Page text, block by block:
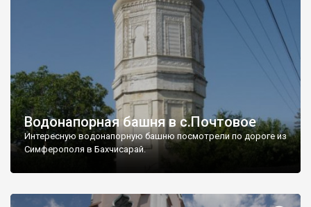
Водонапорная башня в с.Почтовое
Интересную водонапорную башню посмотрели по дороге из
Симферополя в Бахчисарай.